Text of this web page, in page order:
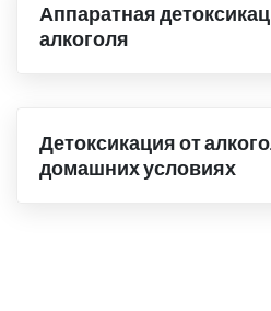
Аппаратная
алкоголя
Детоксикация от
домашних условиях